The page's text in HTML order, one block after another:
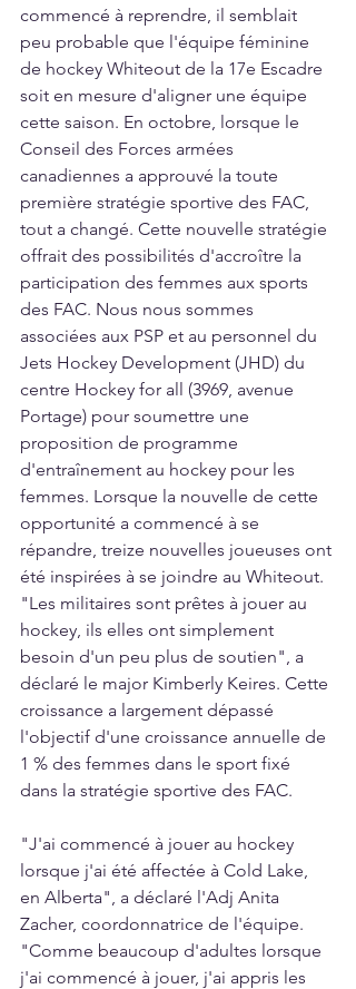
commencé à reprendre, il semblait
peu probable que l'équipe féminine
de hockey Whiteout de la 17e Escadre
soit en mesure d'aligner une équipe
cette saison. En octobre, lorsque le
Conseil des Forces armées
canadiennes a approuvé la toute
première stratégie sportive des FAC,
tout a changé. Cette nouvelle stratégie
offrait des possibilités d'accroître la
participation des femmes aux sports
des FAC. Nous nous sommes
associées aux PSP et au personnel du
Jets Hockey Development (JHD) du
centre Hockey for all (3969, avenue
Portage) pour soumettre une
proposition de programme
d'entraînement au hockey pour les
femmes. Lorsque la nouvelle de cette
opportunité a commencé à se
répandre, treize nouvelles joueuses ont
été inspirées à se joindre au Whiteout.
"Les militaires sont prêtes à jouer au
hockey, ils elles ont simplement
besoin d'un peu plus de soutien", a
déclaré le major Kimberly Keires. Cette
croissance a largement dépassé
l'objectif d'une croissance annuelle de
1 % des femmes dans le sport fixé
dans la stratégie sportive des FAC.
"J'ai commencé à jouer au hockey
lorsque j'ai été affectée à Cold Lake,
en Alberta", a déclaré l'Adj Anita
Zacher, coordonnatrice de l'équipe.
"Comme beaucoup d'adultes lorsque
j'ai commencé à jouer, j'ai appris les